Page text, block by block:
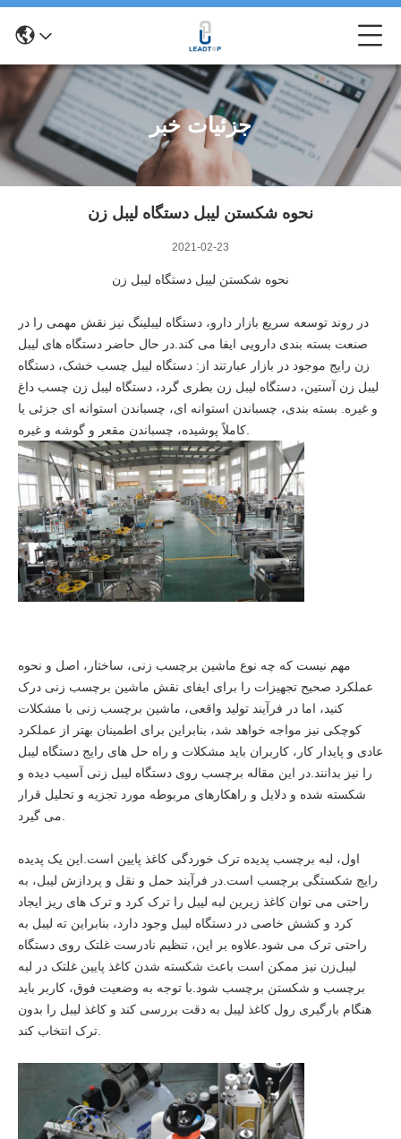
جزئیات خبر
نحوه شکستن لیبل دستگاه لیبل زن
2021-02-23
نحوه شکستن لیبل دستگاه لیبل زن
در روند توسعه سریع بازار دارو، دستگاه لیبلینگ نیز نقش مهمی را در
صنعت بسته بندی دارویی ایفا می کند.در حال حاضر دستگاه های لیبل
زن رایج موجود در بازار عبارتند از: دستگاه لیبل چسب خشک، دستگاه
لیبل زن آستین، دستگاه لیبل زن بطری گرد، دستگاه لیبل زن چسب داغ
و غیره. بسته بندی، چسباندن استوانه ای، چسباندن استوانه ای جزئی یا
مهم نیست که چه نوع ماشین برچسب زنی، ساختار، اصل و نحوه
عملکرد صحیح تجهیزات را برای ایفای نقش ماشین برچسب زنی درک
کنید، اما در فرآیند تولید واقعی، ماشین برچسب زنی با مشکلات
کوچکی نیز مواجه خواهد شد، بنابراین برای اطمینان بهتر از عملکرد
عادی و پایدار کار، کاربران باید مشکلات و راه حل های رایج دستگاه لیبل
را نیز بدانند.در این مقاله برچسب روی دستگاه لیبل زنی آسیب دیده و
شکسته شده و دلایل و راهکارهای مربوطه مورد تجزیه و تحلیل قرار
اول، لبه برچسب پدیده ترک خوردگی کاغذ پایین است.این یک پدیده
رایج شکستگی برچسب است.در فرآیند حمل و نقل و پردازش لیبل، به
راحتی می توان کاغذ زیرین لبه لیبل را ترک کرد و ترک های ریز ایجاد
کرد و کشش خاصی در دستگاه لیبل وجود دارد، بنابراین ته لیبل به
راحتی ترک می شود.علاوه بر این، تنظیم نادرست غلتک روی دستگاه
لیبل‌زن نیز ممکن است باعث شکسته شدن کاغذ پایین غلتک در لبه
برچسب و شکستن برچسب شود.با توجه به وضعیت فوق، کاربر باید
هنگام بارگیری رول کاغذ لیبل به دقت بررسی کند و کاغذ لیبل را بدون